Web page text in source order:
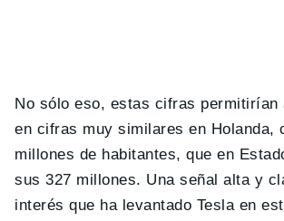
No sólo eso, estas cifras permitirían
en cifras muy similares en Holanda,
millones de habitantes, que en
sus 327 millones. Una señal alta y
interés que ha levantado Tesla en